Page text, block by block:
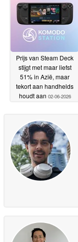
Prijs van Steam Deck
stijgt met maar liefst
51% in Azië, maar
tekort aan handhelds
houdt aan 02-06-2026